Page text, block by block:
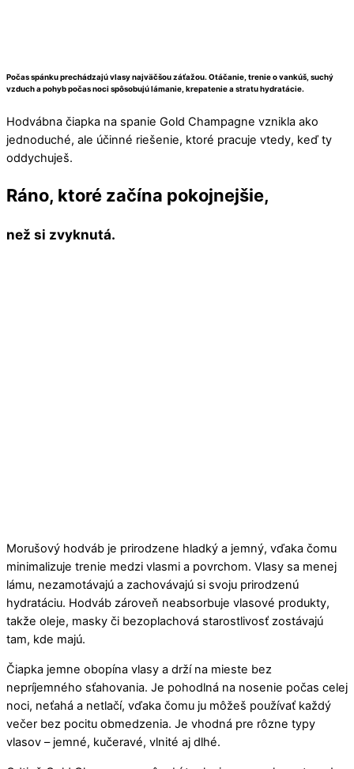
Počas spánku prechádzajú vlasy najväčšou záťažou. Otáčanie, trenie o vankúš, suchý
vzduch a pohyb počas noci spôsobujú lámanie, krepatenie a stratu hydratácie.
Hodvábna čiapka na spanie Gold Champagne vznikla ako
jednoduché, ale účinné riešenie, ktoré pracuje vtedy, keď ty
oddychuješ.
Ráno, ktoré začína pokojnejšie,
než si zvyknutá.
Morušový hodváb je prirodzene hladký a jemný, vďaka čomu
minimalizuje trenie medzi vlasmi a povrchom. Vlasy sa menej
lámu, nezamotávajú a zachovávajú si svoju prirodzenú
hydratáciu. Hodváb zároveň neabsorbuje vlasové produkty,
takže oleje, masky či bezoplachová starostlivosť zostávajú
tam, kde majú.
Čiapka jemne obopína vlasy a drží na mieste bez
nepríjemného sťahovania. Je pohodlná na nosenie počas celej
noci, neťahá a netlačí, vďaka čomu ju môžeš používať každý
večer bez pocitu obmedzenia. Je vhodná pre rôzne typy
vlasov – jemné, kučeravé, vlnité aj dlhé.